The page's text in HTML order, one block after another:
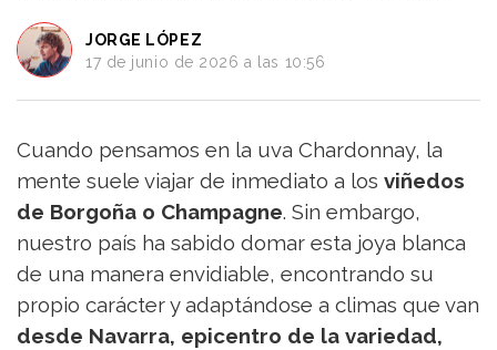
Tendencias
del
Vino
Turismo
Vino
Saber
más
Vinos
Bodegas
JORGE LÓPEZ
17 de junio de 2026 a las 10:56
Cuando pensamos en la uva Chardonnay, la
mente suele viajar de inmediato a los viñedos
de Borgoña o Champagne. Sin embargo,
nuestro país ha sabido domar esta joya blanca
de una manera envidiable, encontrando su
propio carácter y adaptándose a climas que van
desde Navarra, epicentro de la variedad,